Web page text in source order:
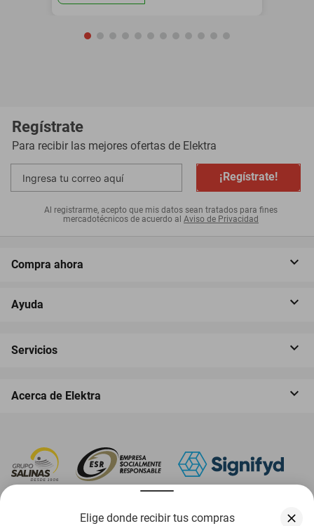
Elige donde recibir tus compras
Regístrate
Para recibir las mejores ofertas de Elektra
¡Regístrate!
Al registrarme, acepto que mis datos sean tratados para fines
mercadotécnicos de acuerdo al Aviso de Privacidad
Compra ahora
Ayuda
Servicios
Acerca de Elektra